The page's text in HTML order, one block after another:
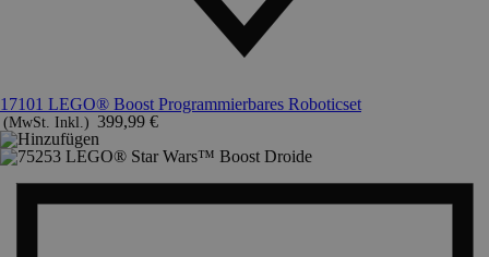
17101 LEGO® Boost Programmierbares Roboticset
(MwSt. Inkl.) 399,99 €